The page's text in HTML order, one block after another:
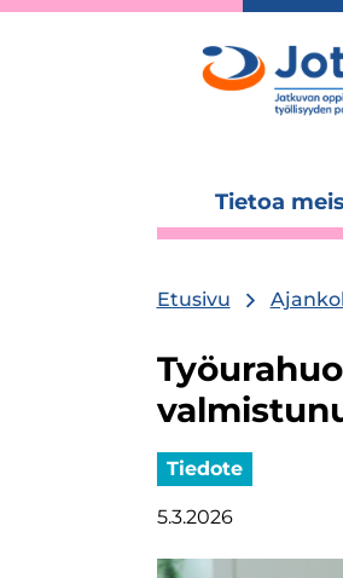
Tietoa
Etusivu
Tiedote
5.3.2026